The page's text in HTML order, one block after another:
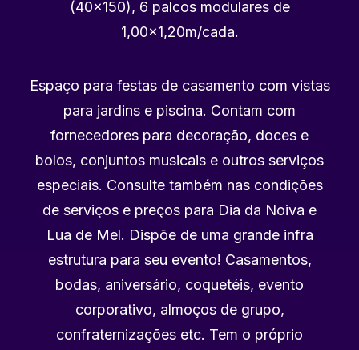
(40×150), 6 palcos modulares de
1,00×1,20m/cada.
Espaço para festas de casamento com vistas
para jardins e piscina. Contam com
fornecedores para decoração, doces e
bolos, conjuntos musicais e outros serviços
especiais. Consulte também nas condições
de serviços e preços para Dia da Noiva e
Lua de Mel. Dispõe de uma grande infra
estrutura para seu evento! Casamentos,
bodas, aniversário, coquetéis, evento
corporativo, almoços de grupo,
confraternizações etc. Tem o próprio